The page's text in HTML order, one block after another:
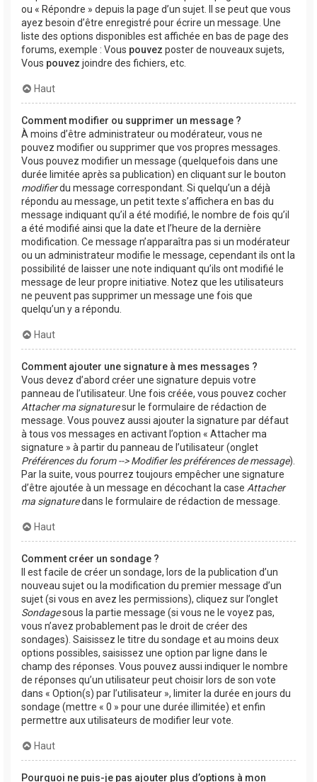
ou « Répondre » depuis la page d’un sujet. Il se peut que vous
ayez besoin d’être enregistré pour écrire un message. Une
liste des options disponibles est affichée en bas de page des
forums, exemple : Vous pouvez poster de nouveaux sujets,
Vous pouvez joindre des fichiers, etc.
Haut
Comment modifier ou supprimer un message ?
À moins d’être administrateur ou modérateur, vous ne
pouvez modifier ou supprimer que vos propres messages.
Vous pouvez modifier un message (quelquefois dans une
durée limitée après sa publication) en cliquant sur le bouton
modifierdu message correspondant. Si quelqu’un a déjà
répondu au message, un petit texte s’affichera en bas du
message indiquant qu’il a été modifié, le nombre de fois qu’il
a été modifié ainsi que la date et l’heure de la dernière
modification. Ce message n’apparaîtra pas si un modérateur
ou un administrateur modifie le message, cependant ils ont la
possibilité de laisser une note indiquant qu’ils ont modifié le
message de leur propre initiative. Notez que les utilisateurs
ne peuvent pas supprimer un message une fois que
quelqu’un y a répondu.
Haut
Comment ajouter une signature à mes messages ?
Vous devez d’abord créer une signature depuis votre
panneau de l’utilisateur. Une fois créée, vous pouvez cocher
Attacher ma signaturesur le formulaire de rédaction de
message. Vous pouvez aussi ajouter la signature par défaut
à tous vos messages en activant l’option « Attacher ma
signature » à partir du panneau de l’utilisateur (onglet
Préférences du forum --> Modifier les préférences de message).
Par la suite, vous pourrez toujours empêcher une signature
d’être ajoutée à un message en décochant la case Attacher
ma signaturedans le formulaire de rédaction de message.
Haut
Comment créer un sondage ?
Il est facile de créer un sondage, lors de la publication d’un
nouveau sujet ou la modification du premier message d’un
sujet (si vous en avez les permissions), cliquez sur l’onglet
Sondagesous la partie message (si vous ne le voyez pas,
vous n’avez probablement pas le droit de créer des
sondages). Saisissez le titre du sondage et au moins deux
options possibles, saisissez une option par ligne dans le
champ des réponses. Vous pouvez aussi indiquer le nombre
de réponses qu’un utilisateur peut choisir lors de son vote
dans « Option(s) par l’utilisateur », limiter la durée en jours du
sondage (mettre « 0 » pour une durée illimitée) et enfin
permettre aux utilisateurs de modifier leur vote.
Haut
Pourquoi ne puis-je pas ajouter plus d’options à mon